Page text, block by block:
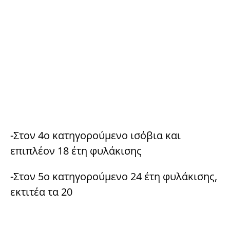
-Στον 4ο κατηγορούμενο ισόβια και
επιπλέον 18 έτη φυλάκισης
-Στον 5ο κατηγορούμενο 24 έτη φυλάκισης,
εκτιτέα τα 20